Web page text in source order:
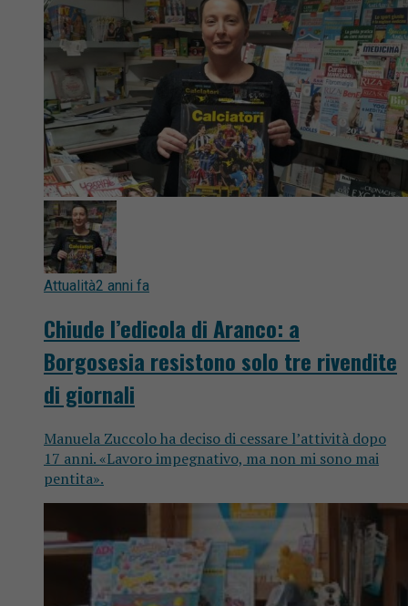
Attualità2 anni fa
Chiude l’edicola di Aranco: a
Borgosesia resistono solo tre rivendite
di giornali
Manuela Zuccolo ha deciso di cessare l’attività dopo
17 anni. «Lavoro impegnativo, ma non mi sono mai
pentita».